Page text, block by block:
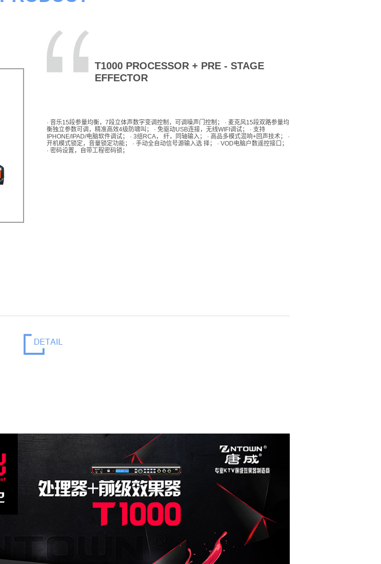
T1000 PROCESSOR + PRE - STAGE
EFFECTOR
· 音乐15段参量均衡，7段立体声数字变调控制，可调噪声门控制； · 麦克风15段双路参量均
衡独立参数可调，精准高效4级防啸叫； · 免驱动USB连接，无线WIFI调试； · 支持
IPHONE/IPAD/电脑软件调试； · 3组RCA， 纤，同轴输入； · 高品多模式混响+回声技术； ·
开机模式锁定，音量锁定功能； · 手动全自动信号源输入选 择； · VOD电脑户数遥控接口；
· 密码设置，自带工程密码锁；